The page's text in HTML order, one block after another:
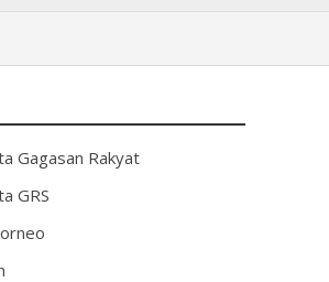
Gagasan Rakyat
GRS